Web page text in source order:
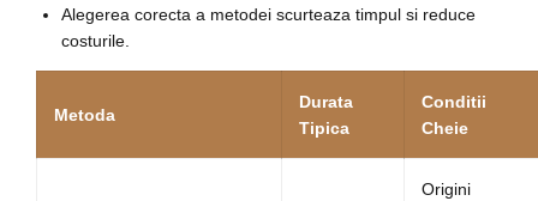
Alegerea corecta a metodei scurteaza timpul si reduce
costurile.
Metoda
Durata
Tipica
Conditii
Cheie
Origini